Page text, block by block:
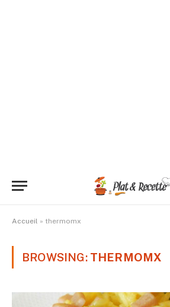
Accueil » thermomx
BROWSING: THERMOMX